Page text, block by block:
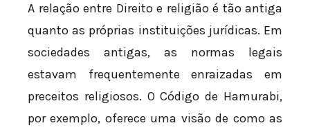
A relação entre Direito e religião é tão antiga
quanto as próprias instituições jurídicas. Em
sociedades antigas, as normas legais
estavam frequentemente enraizadas em
preceitos religiosos. O Código de Hamurabi,
por exemplo, oferece uma visão de como as